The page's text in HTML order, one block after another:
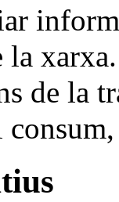
la
de la